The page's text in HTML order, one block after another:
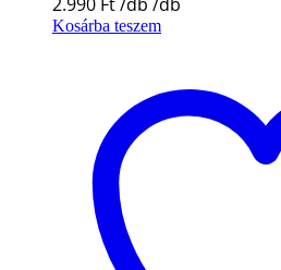
2.990 Ft
Kosárba teszem